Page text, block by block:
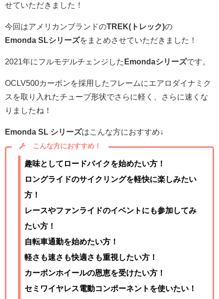
せていただきました！
今回はアメリカンブランドのTREK(トレック)の
Emonda SLシリーズをまとめさせていただきました！
2021年にフルモデルチェンジしたEmondaシリーズです。
OCLV500カーボンを採用したフレームにエアロダイナミク
スを取り入れたチューブ形状でさらに軽く、さらに速くな
りましたね！
Emonda SL シリーズはこんな方におすすめ↓
こんな方におすすめ！
趣味としてロードバイクを始めたい方！
ロングライドのサイクリングを軽快に楽しみたい
方！
レースやファンライドのイベントにも参加してみ
たい方！
自転車通勤を始めたい方！
軽さも速さも快適さも重視したい方！
カーボンホイールの恩恵を受けたい方！
セミワイヤレス電動コンポーネントを使いたい！